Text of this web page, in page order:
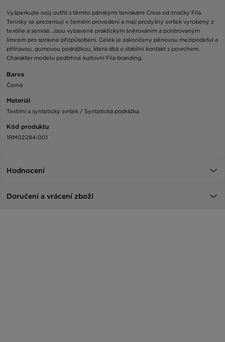
Vyšperkujte svůj outfit s těmito pánskými teniskami Cress od značky Fila.
Tenisky se prezentují v černém provedení a mají prodyšný svršek vyrobený z
textilie a semiše. Jsou vybavené praktickým šněrováním a polstrovaným
límcem pro správné přizpůsobení. Celek je zakončený pěnovou mezipodešvi a
přilnavou, gumovou podrážkou, která dbá o stabilní kontakt s povrchem.
Charakter modelu podtrhne kultovní Fila branding.
Barva
Černá
Materiál
Textilní a syntetický svršek / Syntetická podrážka
Kód produktu
1RM02284-001
Hodnocení
Doručení a vrácení zboží